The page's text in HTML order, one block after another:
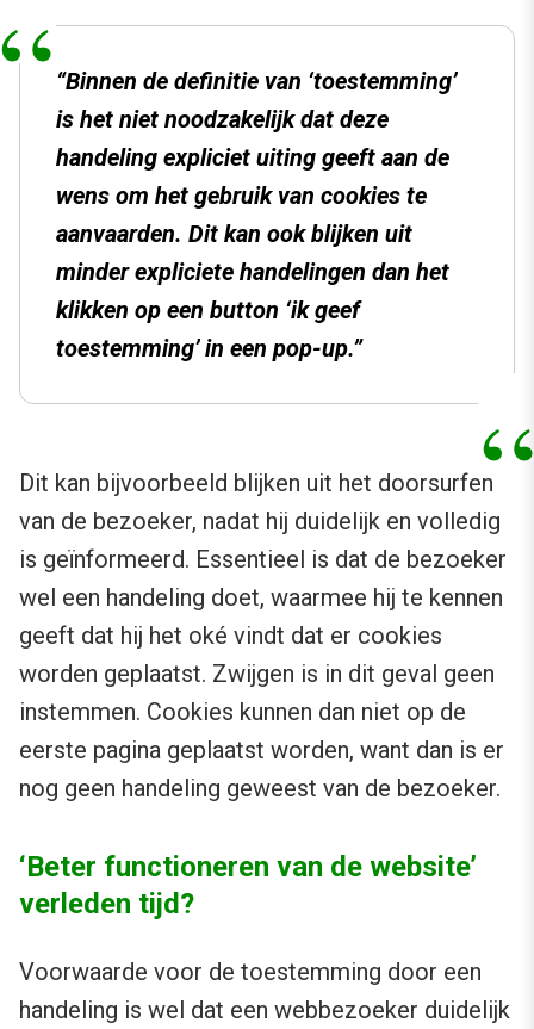
“Binnen de definitie van ‘toestemming’
is het niet noodzakelijk dat deze
handeling expliciet uiting geeft aan de
wens om het gebruik van cookies te
aanvaarden. Dit kan ook blijken uit
minder expliciete handelingen dan het
klikken op een button ‘ik geef
toestemming’ in een pop-up.”
Dit kan bijvoorbeeld blijken uit het doorsurfen
van de bezoeker, nadat hij duidelijk en volledig
is geïnformeerd. Essentieel is dat de bezoeker
wel een handeling doet, waarmee hij te kennen
geeft dat hij het oké vindt dat er cookies
worden geplaatst. Zwijgen is in dit geval geen
instemmen. Cookies kunnen dan niet op de
eerste pagina geplaatst worden, want dan is er
nog geen handeling geweest van de bezoeker.
‘Beter functioneren van de website’
verleden tijd?
Voorwaarde voor de toestemming door een
handeling is wel dat een webbezoeker duidelijk